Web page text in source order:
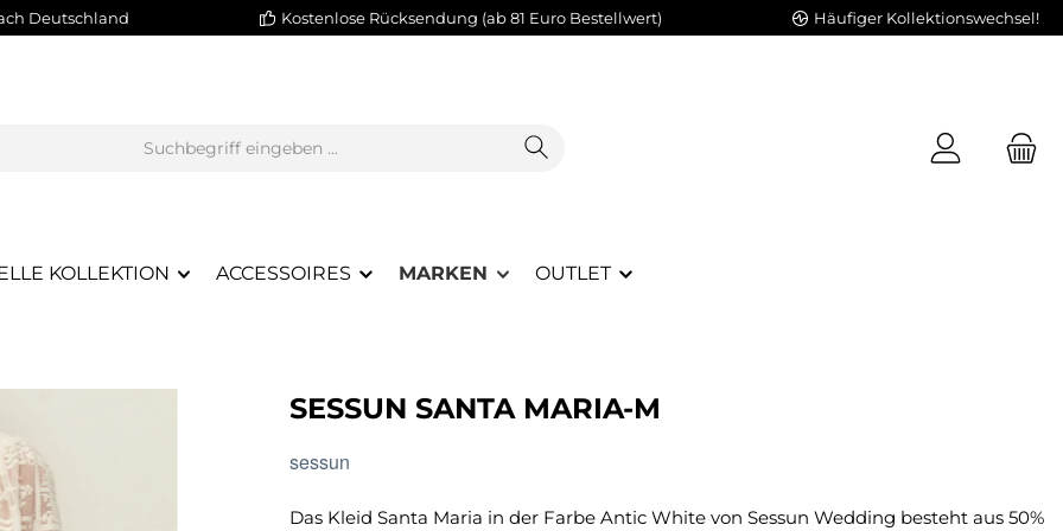
Deutschland Kostenlose Rücksendung (ab 81 Euro Bestellwert) Häufiger Kollektionswechsel!
KOLLEKTION ACCESSOIRES MARKEN OUTLET
SESSUN SANTA MARIA-M
sessun
Das Kleid Santa Maria in der Farbe Antic White von Sessun Wedding besteht aus 50%